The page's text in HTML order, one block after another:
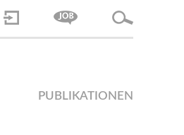
PUBLIKATIONEN